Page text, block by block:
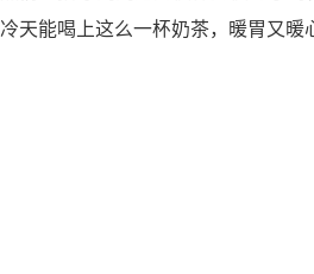
冷天能喝上这么一杯奶茶，暖胃又